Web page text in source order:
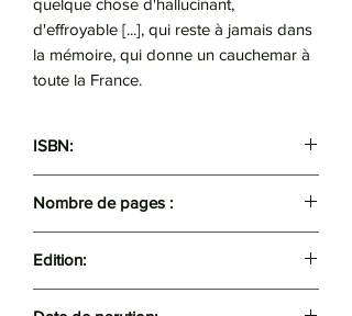
quelque chose d'hallucinant,
d'effroyable [...], qui reste à jamais dans
la mémoire, qui donne un cauchemar à
toute la France.
ISBN:
Nombre de pages :
Edition: